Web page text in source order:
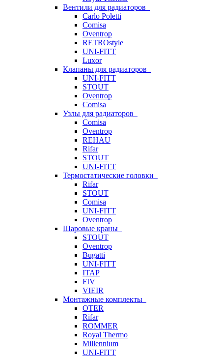
Вентили для радиаторов
Carlo Poletti
Comisa
Oventrop
RETROstyle
UNI-FITT
Luxor
Клапаны для радиаторов
UNI-FITT
STOUT
Oventrop
Comisa
Узлы для радиаторов
Comisa
Oventrop
REHAU
Rifar
STOUT
UNI-FITT
Термостатические головки
Rifar
STOUT
Comisa
UNI-FITT
Oventrop
Шаровые краны
STOUT
Oventrop
Bugatti
UNI-FITT
ITAP
FIV
VIEIR
Монтажные комплекты
OTER
Rifar
ROMMER
Royal Thermo
Millennium
UNI-FITT